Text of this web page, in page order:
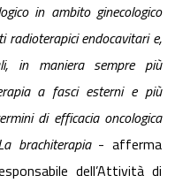
in ambito ginecologico
radioterapici endocavitari e,
in maniera sempre più
a fasci esterni e più
di efficacia oncologica
brachiterapia - afferma
dell’Attività di